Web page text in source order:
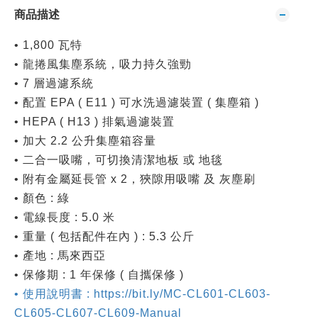
商品描述
• 1,800 瓦特
• 龍捲風集塵系統，吸力持久強勁
• 7 層過濾系統
• 配置 EPA ( E11 ) 可水洗過濾裝置 ( 集塵箱 )
• HEPA ( H13 ) 排氣過濾裝置
• 加大 2.2 公升集塵箱容量
• 二合一吸嘴，可切換清潔地板 或 地毯
• 附有金屬延長管 x 2，狹隙用吸嘴 及 灰塵刷
• 顏色 : 綠
• 電線長度 : 5.0 米
• 重量 ( 包括配件在內 ) : 5.3 公斤
• 產地 : 馬來西亞
• 保修期 : 1 年保修 ( 自攜保修 )
• 使用說明書 : https://bit.ly/MC-CL601-CL603-
CL605-CL607-CL609-Manual